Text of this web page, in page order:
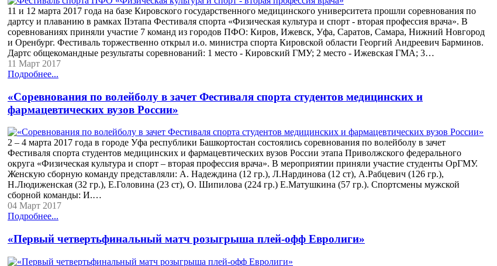
11 и 12 марта 2017 года на базе Кировского государственного медицинского университета прошли соревнования по
дартсу и плаванию в рамках IIэтапа Фестиваля спорта «Физическая культура и спорт - вторая профессия врача». В
соревнованиях приняли участие 7 команд из городов ПФО: Киров, Ижевск, Уфа, Саратов, Самара, Нижний Новгород
и Оренбург. Фестиваль торжественно открыл и.о. министра спорта Кировской области Георгий Андреевич Барминов.
Дартс общекомандные результаты соревнований: 1 место - Кировский ГМУ; 2 место - Ижевская ГМА; 3…
11 Март 2017
Подробнее...
«Соревнования по волейболу в зачет Фестиваля спорта студентов медицинских и
фармацевтических вузов России»
2 – 4 марта 2017 года в городе Уфа республики Башкортостан состоялись соревнования по волейболу в зачет
Фестиваля спорта студентов медицинских и фармацевтических вузов России этапа Приволжского федерального
округа «Физическая культура и спорт – вторая профессия врача». В мероприятии приняли участие студенты ОрГМУ.
Женскую сборную команду представляли: А. Надеждина (12 гр.), Л.Нардинова (12 ст), А.Рабцевич (126 гр.),
Н.Людиженская (32 гр.), Е.Головина (23 ст), О. Шипилова (224 гр.) Е.Матушкина (57 гр.). Спортсмены мужской
сборной команды: И.…
04 Март 2017
Подробнее...
«Первый четвертьфинальный матч розыгрыша плей-офф Евролиги»